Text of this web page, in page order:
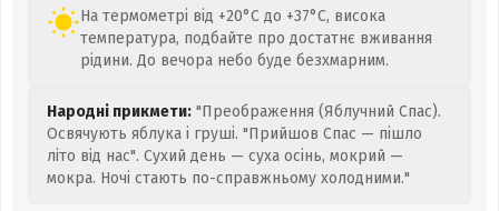
На термометрі від +20°C до +37°C, висока
температура, подбайте про достатнє вживання
рідини. До вечора небо буде безхмарним.
Народні прикмети: "Преображення (Яблучний Спас).
Освячують яблука і груші. "Прийшов Спас — пішло
літо від нас". Сухий день — суха осінь, мокрий —
мокра. Ночі стають по-справжньому холодними."